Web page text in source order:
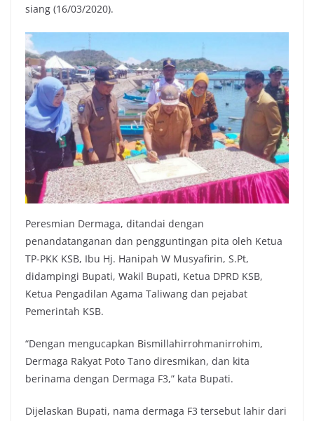
siang (16/03/2020).
Peresmian Dermaga, ditandai dengan
penandatanganan dan pengguntingan pita oleh Ketua
TP-PKK KSB, Ibu Hj. Hanipah W Musyafirin, S.Pt,
didampingi Bupati, Wakil Bupati, Ketua DPRD KSB,
Ketua Pengadilan Agama Taliwang dan pejabat
Pemerintah KSB.
“Dengan mengucapkan Bismillahirrohmanirrohim,
Dermaga Rakyat Poto Tano diresmikan, dan kita
berinama dengan Dermaga F3,” kata Bupati.
Dijelaskan Bupati, nama dermaga F3 tersebut lahir dari